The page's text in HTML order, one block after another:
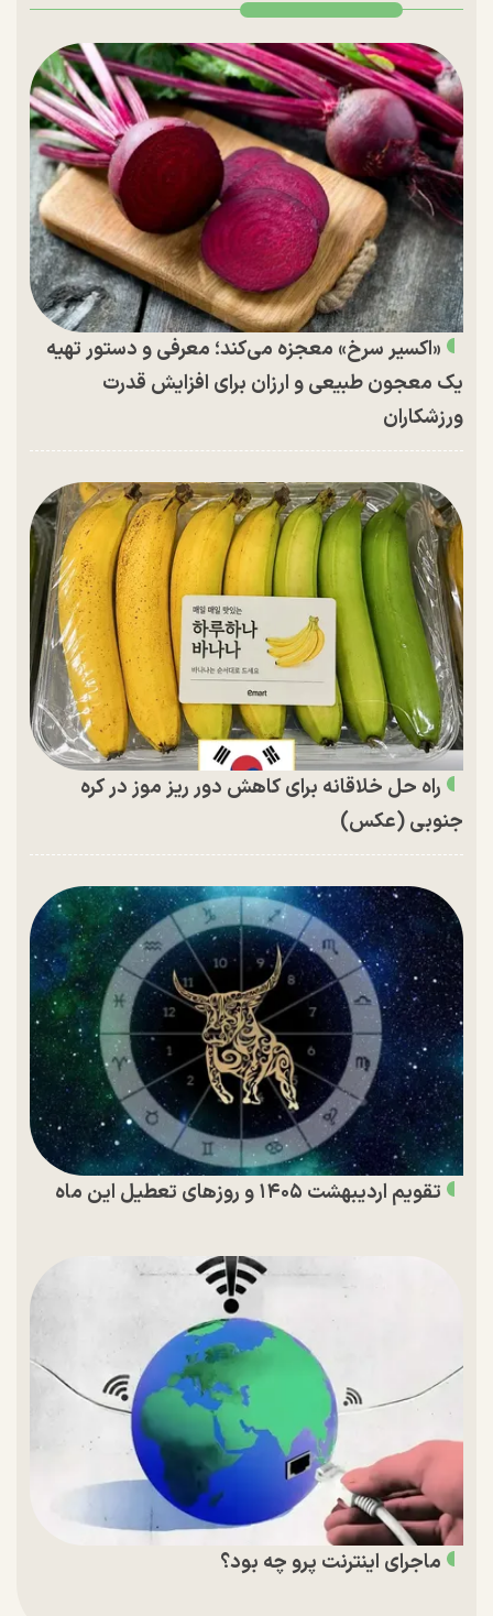
«اکسیر سرخ» معجزه می‌کند؛ معرفی و دستور تهیه
یک معجون طبیعی و ارزان برای افزایش قدرت
ورزشکاران
راه حل خلاقانه برای کاهش دور ریز موز در کره
جنوبی (عکس)
تقویم اردیبهشت ۱۴۰۵ و روز‌های تعطیل این ماه
ماجرای اینترنت پرو چه بود؟